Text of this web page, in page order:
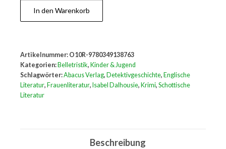
The
Uncommon
Clouds
(Isabel
Dalhousie
In den Warenkorb
Artikelnummer: O10R-9780349138763
Kategorien: Belletristik, Kinder & Jugend
Schlagwörter:Abacus Verlag, Detektivgeschichte, Englische
Literatur, Frauenliteratur, Isabel Dalhousie, Krimi, Schottische
Literatur
Beschreibung